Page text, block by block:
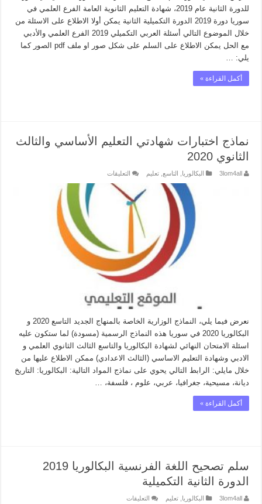
للدورة الثانية عام 2019، شهادة التعليم الثانوية العامة الفرع العلمي في
سوريا دورة 2019 الدورة التكميلية الثانية يمكن أولا الاطلاع على الاسئلة من
خلال الموضوع التالي أسئلة العربي التكميلي 2019 الفرع العلمي والأدبي
مع الحل يمكن الاطلاع على السلم على شكل صور او ملف pdf الصور كما
يلي: …
أكمل القراءة »
نماذج اختبارات شهادتي التعليم الأساسي والثالث
الثانوي 2020
3lom4all البكالوريا التاسع ,تعليم التعليقات
اختبارات
شهادتي
الأساسي
والثالث
الثانوي
2020
مغلقة
نعرض فيما يلي، النماذج الوزارية الخاصة بالمنهاج الجديد التاسع 2020 و
البكالوريا 2020 في سوريا هذه النماذج الرسمية (مسودة) لما ستكون عليه
اسئلة الامتحان النهائي لشهادة البكالوريا والتاسع الثالث الثانوي العلمي و
الادبي وشهادة التعليم الاساسي (الثالث الاعدادي) ممكن الاطلاع عليها من
خلال مايلي: الرابط التالي يحوي على نماذج المواد التالية: البكالوريا: التاريخ
ديانة، مسيحية، جغرافيا، عربي، علوم ، فلسفة، …
أكمل القراءة »
سلم تصحيح اللغة الفرنسية البكالوريا 2019
الدورة الثانية التكميلية
3lom4all البكالوريا ,تعليم التعليقات